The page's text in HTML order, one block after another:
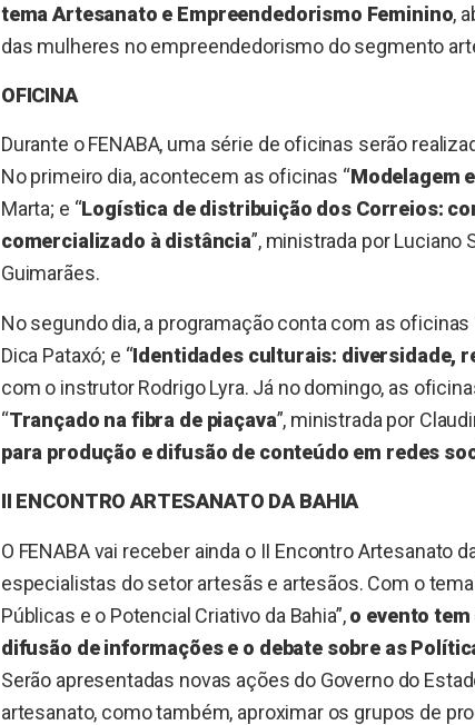
tema Artesanato e Empreendedorismo Feminino,
das mulheres no empreendedorismo do segmento
OFICINA
Durante o FENABA, uma série de oficinas serão
No primeiro dia, acontecem as oficinas “Modelagem
Marta; e “Logística de distribuição dos Correios:
comercializado à distância”, ministrada por Luciano
Guimarães.
No segundo dia, a programação conta com as oficinas
Dica Pataxó; e “Identidades culturais: diversidade,
com o instrutor Rodrigo Lyra. Já no domingo, as
“Trançado na fibra de piaçava”, ministrada por
para produção e difusão de conteúdo em redes
II ENCONTRO ARTESANATO DA BAHIA
O FENABA vai receber ainda o II Encontro Artesanato
especialistas do setor artesãs e artesãos. Com o tema
Públicas e o Potencial Criativo da Bahia”,o evento
difusão de informações e o debate sobre as
Serão apresentadas novas ações do Governo do
artesanato, como também, aproximar os grupos de